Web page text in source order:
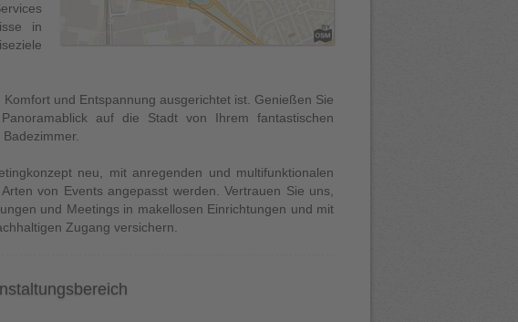
in
und Entspannung ausgerichtet ist. Genießen Sie
auf die Stadt von Ihrem fantastischen
neu, mit anregenden und multifunktionalen
von Events angepasst werden. Vertrauen Sie uns,
und Meetings in makellosen Einrichtungen und mit
Zugang versichern.